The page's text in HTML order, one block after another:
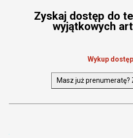
Zyskaj dostęp do
wyjątkowych
Wykup dostęp
Masz już prenumeratę?